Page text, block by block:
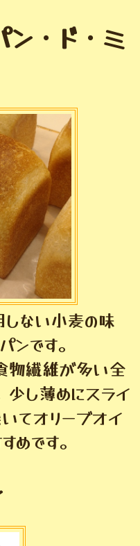
・ド・ミ
しない小麦の味
ンです。
物繊維が多い全
し薄めにスライ
てオリーブオイ
めです。